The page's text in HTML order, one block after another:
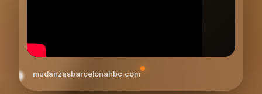
mudanzasbarcelonahbc.com